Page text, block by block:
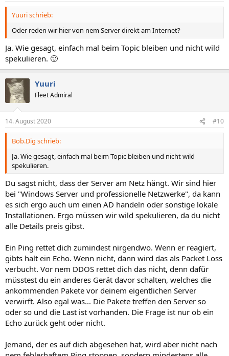
Yuuri schrieb:
Oder reden wir hier von nem Server direkt am Internet?
Ja. Wie gesagt, einfach mal beim Topic bleiben und nicht wild
spekulieren. 🙂
Yuuri
Fleet Admiral
14. August 2020 #10
Bob.Dig schrieb:
Ja. Wie gesagt, einfach mal beim Topic bleiben und nicht wild
spekulieren.
Du sagst nicht, dass der Server am Netz hängt. Wir sind hier
bei "Windows Server und professionelle Netzwerke", da kann
es sich ergo auch um einen AD handeln oder sonstige lokale
Installationen. Ergo müssen wir wild spekulieren, da du nicht
alle Details preis gibst.
Ein Ping rettet dich zumindest nirgendwo. Wenn er reagiert,
gibts halt ein Echo. Wenn nicht, dann wird das als Packet Loss
verbucht. Vor nem DDOS rettet dich das nicht, denn dafür
müsstest du ein anderes Gerät davor schalten, welches die
ankommenden Pakete vor deinem eigentlichen Server
verwirft. Also egal was... Die Pakete treffen den Server so
oder so und die Last ist vorhanden. Die Frage ist nur ob ein
Echo zurück geht oder nicht.
Jemand, der es auf dich abgesehen hat, wird aber nicht nach